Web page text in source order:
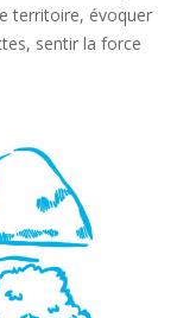
territoire, évoquer
sentir la force